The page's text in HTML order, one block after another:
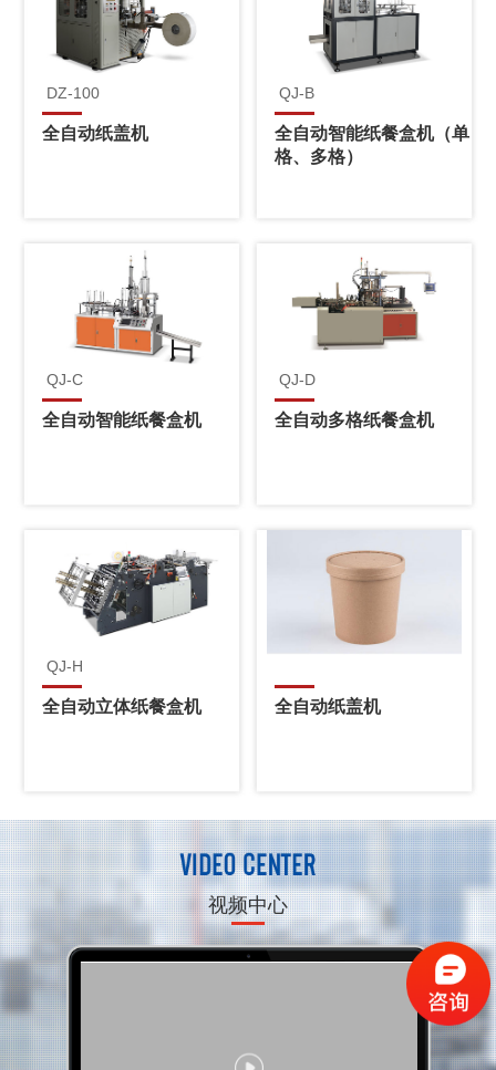
DZ-100
全自动纸盖机
QJ-B
全自动智能纸餐盒机（单
格、多格）
QJ-C
全自动智能纸餐盒机
QJ-D
全自动多格纸餐盒机
QJ-H
全自动立体纸餐盒机 全自动纸盖机
视频中心